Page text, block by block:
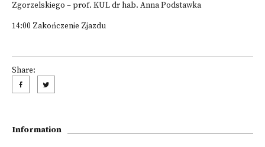
Zgorzelskiego – prof. KUL dr hab. Anna Podstawka
14:00 Zakończenie Zjazdu
Share:
Information